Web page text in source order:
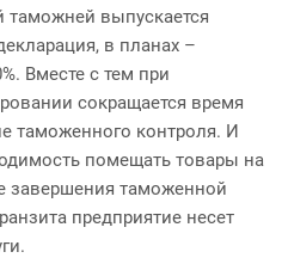
выпускается
в планах –
Вместе с тем при
сокращается время
таможенного контроля. И
помещать товары на
завершения таможенной
предприятие несет